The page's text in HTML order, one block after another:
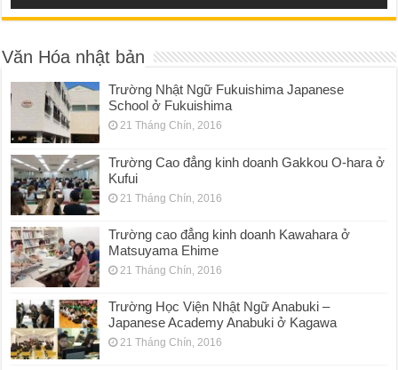
Văn Hóa nhật bản
Trường Nhật Ngữ Fukuishima Japanese
School ở Fukuishima
21 Tháng Chín, 2016
Trường Cao đẳng kinh doanh Gakkou O-hara ở
Kufui
21 Tháng Chín, 2016
Trường cao đẳng kinh doanh Kawahara ở
Matsuyama Ehime
21 Tháng Chín, 2016
Trường Học Viện Nhật Ngữ Anabuki –
Japanese Academy Anabuki ở Kagawa
21 Tháng Chín, 2016